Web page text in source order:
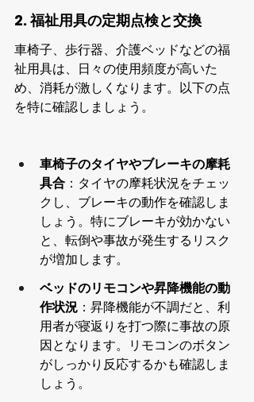
2. 福祉用具の定期点検と交換
車椅子、歩行器、介護ベッドなどの福
祉用具は、日々の使用頻度が高いた
め、消耗が激しくなります。以下の点
を特に確認しましょう。
車椅子のタイヤやブレーキの摩耗
具合 ：タイヤの摩耗状況をチェッ
クし、ブレーキの動作を確認しま
しょう。特にブレーキが効かない
と、転倒や事故が発生するリスク
が増加します。
ベッドのリモコンや昇降機能の動
作状況 ：昇降機能が不調だと、利
用者が寝返りを打つ際に事故の原
因となります。リモコンのボタン
がしっかり反応するかも確認しま
しょう。